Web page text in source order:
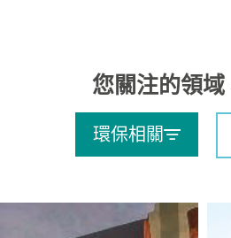
您關注的領域
環保相關